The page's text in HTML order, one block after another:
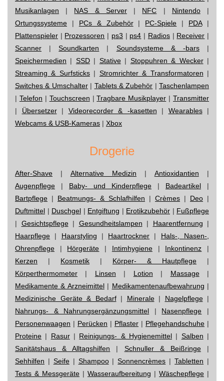
Musikanlagen | NAS & Server| NFC | Nintendo|
Ortungssysteme | PCs & Zubehör| PC-Spiele | PDA|
Plattenspieler | Prozessoren | ps3 | ps4 | Radios| Receiver |
Scanner |Soundkarten | Soundsysteme & -bars|
Speichermedien | SSD| Stative| Stoppuhren & Wecker|
Streaming & Surfsticks| Stromrichter & Transformatoren |
Switches & Umschalter| Tablets & Zubehör | Taschenlampen
| Telefon | Touchscreen |Tragbare Musikplayer | Transmitter
| Übersetzer| Videorecorder & -kasetten | Wearables|
Webcams & USB-Kameras | Xbox
Drogerie
After-Shave | Alternative Medizin | Antioxidantien |
Augenpflege | Baby- und Kinderpflege | Badeartikel |
Bartpflege | Beatmungs- & Schlafhilfen | Crèmes | Deo |
Duftmittel | Duschgel | Entgiftung | Erotikzubehör | Fußpflege
| Gesichtspflege| Gesundheitslampen | Haarentfernung |
Haarpflege | Haarstyling | Haartrockner | Hals-, Nasen-,
Ohrenpflege | Hörgeräte | Intimhygiene| Inkontinenz |
Kerzen | Kosmetik | Körper- & Hautpflege |
Körperthermometer | Linsen | Lotion | Massage|
Medikamente & Arzneimittel| Medikamentenaufbewahrung |
Medizinische Geräte & Bedarf| Minerale| Nagelpflege|
Nahrungs- & Nahrungsergänzungsmittel | Nasenpflege |
Personenwaagen | Perücken | Pflaster | Pflegehandschuhe |
Proteine | Rasur| Reinigungs- & Hygienemittel | Salben |
Sanitätshaus & Alltagshilfen | Schnuller & Beißringe|
Sehhilfen | Seife| Shampoo|Sonnencrèmes |Tabletten |
Tests & Messgeräte | Wasseraufbereitung | Wäschepflege |